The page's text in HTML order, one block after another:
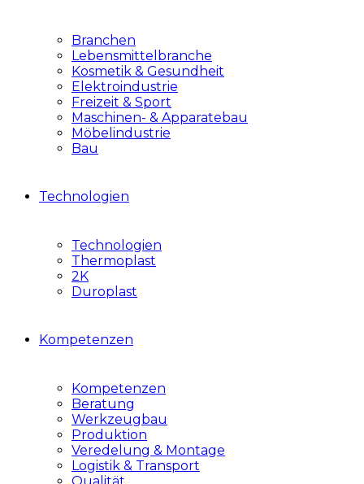
Branchen
Lebensmittelbranche
Kosmetik & Gesundheit
Elektroindustrie
Freizeit & Sport
Maschinen- & Apparatebau
Möbelindustrie
Bau
Technologien
Technologien
Thermoplast
2K
Duroplast
Kompetenzen
Kompetenzen
Beratung
Werkzeugbau
Produktion
Veredelung & Montage
Logistik & Transport